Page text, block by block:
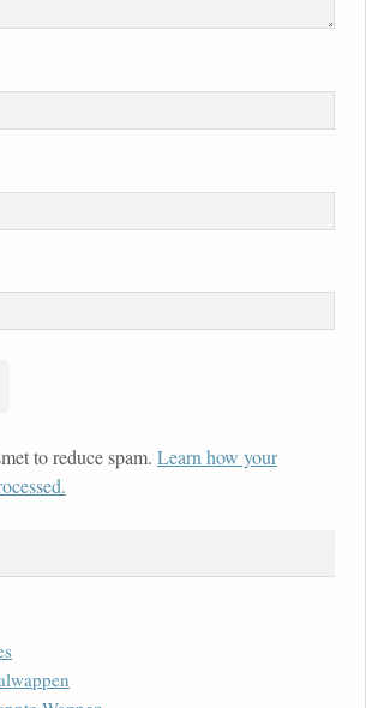
to reduce spam. Learn how your